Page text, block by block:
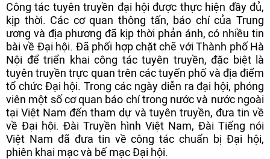
Công tác tuyên truyền đại hội được thực hiện đầy đủ,
kịp thời. Các cơ quan thông tấn, báo chí của Trung
ương và địa phương đã kịp thời phản ánh, có nhiều tin
bài về Đại hội. Đã phối hợp chặt chẽ với Thành phố Hà
Nội để triển khai công tác tuyên truyền, đặc biệt là
tuyên truyền trực quan trên các tuyến phố và địa điểm
tổ chức Đại hội. Trong các ngày diễn ra đại hội, phóng
viên một số cơ quan báo chí trong nước và nước ngoài
tại Việt Nam đến tham dự và tuyên truyền, đưa tin về
về Đại hội. Đài Truyền hình Việt Nam, Đài Tiếng nói
Việt Nam đã đưa tin về công tác chuẩn bị Đại hội,
phiên khai mạc và bế mạc Đại hội.